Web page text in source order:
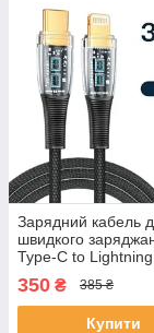
Зарядний кабель
швидкого
Type-C to
заряджання
провід тайпсі
350 ₴ 385 ₴
Купити